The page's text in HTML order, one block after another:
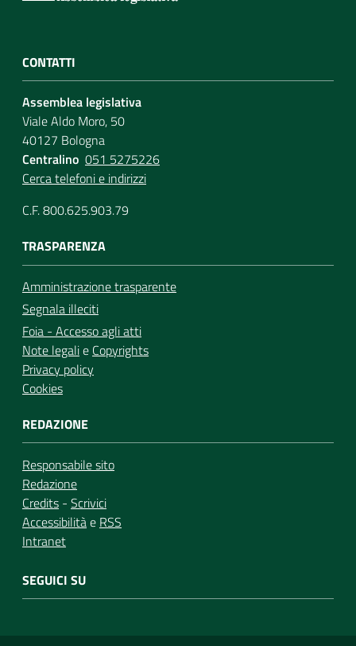
CONTATTI
Assemblea legislativa
Viale Aldo Moro, 50
40127 Bologna
Centralino 051 5275226
Cerca telefoni e indirizzi
C.F. 800.625.903.79
TRASPARENZA
Amministrazione trasparente
Segnala illeciti
Foia - Accesso agli atti
Note legalie Copyrights
Privacy policy
Cookies
REDAZIONE
Responsabile sito
Redazione
Credits - Scrivici
Accessibilitàe RSS
Intranet
SEGUICI SU